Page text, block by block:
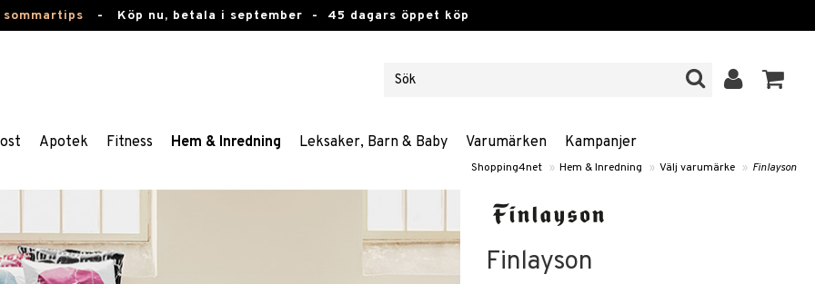
- Köp nu, betala i september - 45 dagars öppet köp
Apotek Fitness Hem & Inredning Leksaker, Barn & Baby Varumärken Kampanjer
Shopping4net » Hem & Inredning » Välj varumärke » Finlayson
Finlayson